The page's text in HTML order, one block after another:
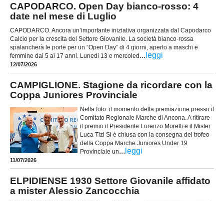
CAPODARCO. Open Day bianco-rosso: 4
date nel mese di Luglio
CAPODARCO. Ancora un’importante iniziativa organizzata dal Capodarco
Calcio per la crescita del Settore Giovanile. La società bianco-rossa
spalancherà le porte per un “Open Day” di 4 giorni, aperto a maschi e
femmine dai 5 ai 17 anni. Lunedi 13 e mercoled ... leggi
12/07/2026
CAMPIGLIONE. Stagione da ricordare con la
Coppa Juniores Provinciale
Nella foto: il momento della premiazione presso il
Comitato Regionale Marche di Ancona. A ritirare
il premio il Presidente Lorenzo Moretti e il Mister
Luca Tizi Si è chiusa con la consegna del trofeo
della Coppa Marche Juniores Under 19
Provinciale un... leggi
11/07/2026
ELPIDIENSE 1930 Settore Giovanile affidato
a mister Alessio Zancocchia